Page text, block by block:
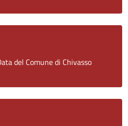
del Comune di Chivasso